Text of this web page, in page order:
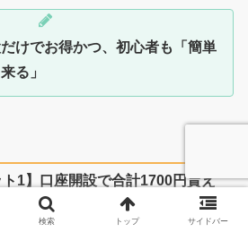
だけでお得かつ、初心者も「簡単
る」
ト1】口座開設で合計1700円貰え
検索 トップ サイドバー